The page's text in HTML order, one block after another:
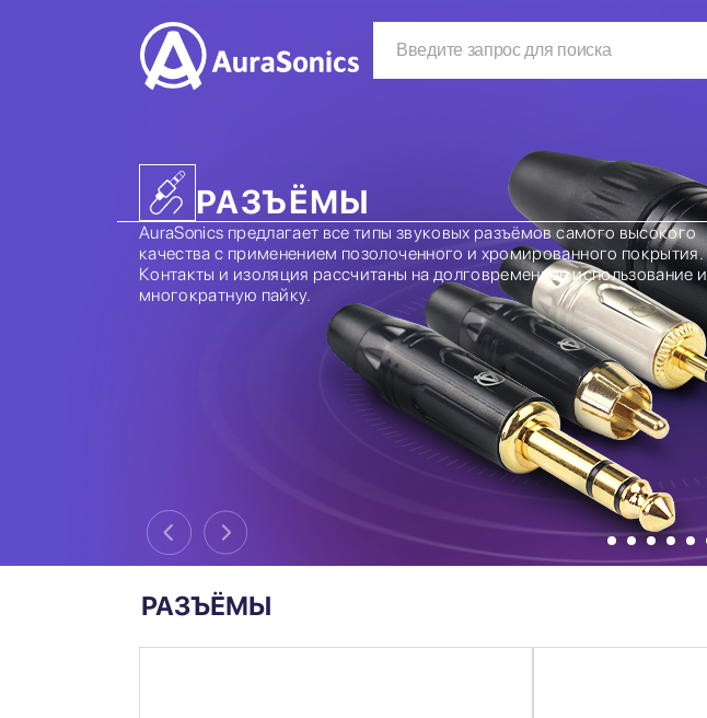
РАЗЪЁМЫ
AuraSonics предлагает все типы звуковых разъёмов самого высокого
качества с применением позолоченного и хромированного покрытия.
Контакты и изоляция рассчитаны на долговременное использование и
многократную пайку.
РАЗЪЁМЫ